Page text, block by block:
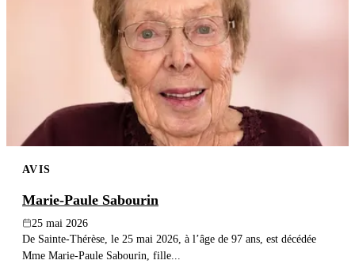
AVIS
Marie-Paule Sabourin
25 mai 2026
De Sainte-Thérèse, le 25 mai 2026, à l’âge de 97 ans, est décédée
Mme Marie-Paule Sabourin, fille...